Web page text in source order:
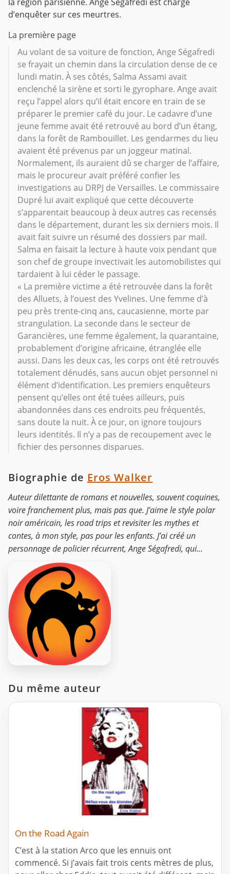
d’enquêter sur ces meurtres.
La première page
Au volant de sa voiture de fonction, Ange Ségafredi
se frayait un chemin dans la circulation dense de ce
lundi matin. À ses côtés, Salma Assami avait
enclenché la sirène et sorti le gyrophare. Ange avait
reçu l’appel alors qu’il était encore en train de se
préparer le premier café du jour. Le cadavre d’une
jeune femme avait été retrouvé au bord d’un étang,
dans la forêt de Rambouillet. Les gendarmes du lieu
avaient été prévenus par un joggeur matinal.
Normalement, ils auraient dû se charger de l’affaire,
mais le procureur avait préféré confier les
investigations au DRPJ de Versailles. Le commissaire
Dupré lui avait expliqué que cette découverte
s’apparentait beaucoup à deux autres cas recensés
dans le département, durant les six derniers mois. Il
avait fait suivre un résumé des dossiers par mail.
Salma en faisait la lecture à haute voix pendant que
son chef de groupe invectivait les automobilistes qui
tardaient à lui céder le passage.
« La première victime a été retrouvée dans la forêt
des Alluets, à l’ouest des Yvelines. Une femme d’à
peu près trente-cinq ans, caucasienne, morte par
strangulation. La seconde dans le secteur de
Garancières, une femme également, la quarantaine,
probablement d’origine africaine, étranglée elle
aussi. Dans les deux cas, les corps ont été retrouvés
totalement dénudés, sans aucun objet personnel ni
élément d’identification. Les premiers enquêteurs
pensent qu’elles ont été tuées ailleurs, puis
abandonnées dans ces endroits peu fréquentés,
sans doute la nuit. À ce jour, on ignore toujours
leurs identités. Il n’y a pas de recoupement avec le
fichier des personnes disparues.
Biographie de Eros Walker
Auteur dilettante de romans et nouvelles, souvent coquines,
voire franchement plus, mais pas que. J’aime le style polar
noir américain, les road trips et revisiter les mythes et
contes, à mon style, pas pour les enfants. J’ai créé un
personnage de policier récurrent, Ange Ségafredi, qui...
Du même auteur
On the Road Again
C’est à la station Arco que les ennuis ont
commencé. Si j’avais fait trois cents mètres de plus,